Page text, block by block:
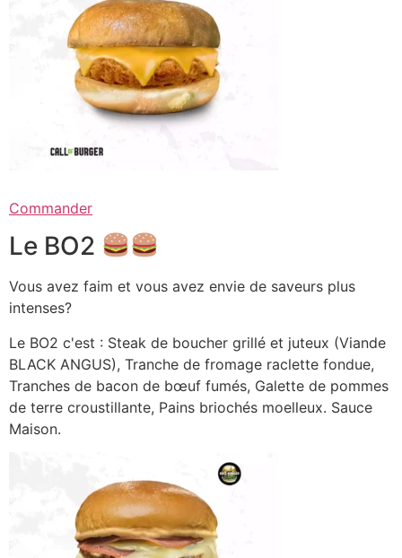
Commander
Le BO2
Vous avez faim et vous avez envie de saveurs plus
intenses?
Le BO2 c'est : Steak de boucher grillé et juteux (Viande
BLACK ANGUS), Tranche de fromage raclette fondue,
Tranches de bacon de bœuf fumés, Galette de pommes
de terre croustillante, Pains briochés moelleux. Sauce
Maison.